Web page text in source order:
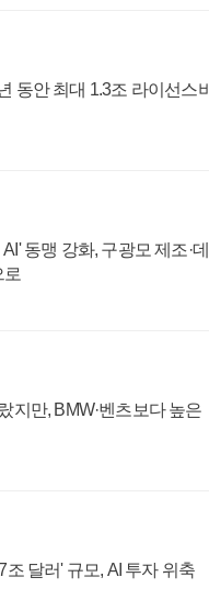
동안 최대 1.3조 라이선스비
동맹 강화, 구광모 제조·데
로
지만, BMW·벤츠보다 높은
달러' 규모, AI 투자 위축